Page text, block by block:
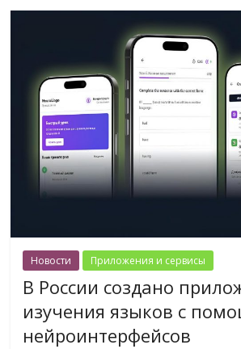
Новости Приложения и сервисы
В России создано
изучения языков с
нейроинтерфейсов